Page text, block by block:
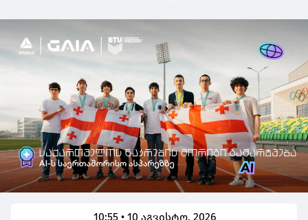
10:55 • 10 აგვისტო, 2026